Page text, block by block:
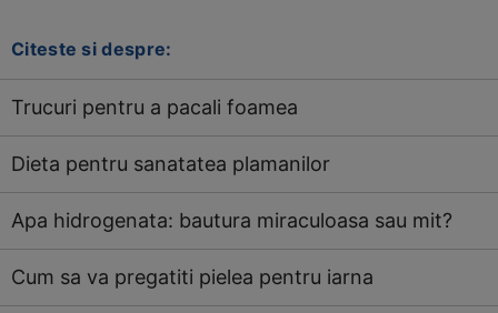
Citeste si despre:
Trucuri pentru a pacali foamea
Dieta pentru sanatatea plamanilor
Apa hidrogenata: bautura miraculoasa sau mit?
Cum sa va pregatiti pielea pentru iarna